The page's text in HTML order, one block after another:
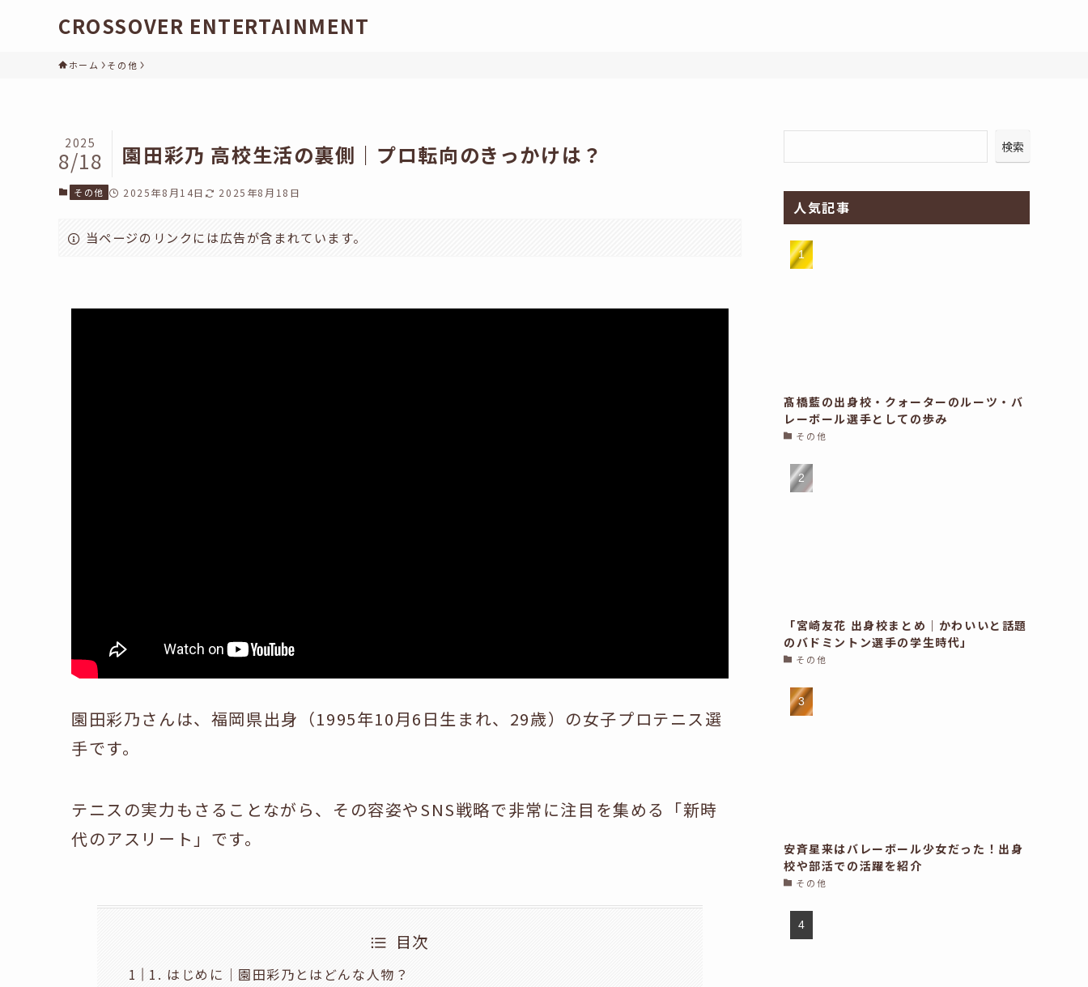
CROSSOVER ENTERTAINMENT
ホーム その他
園田彩乃 高校生活の裏側｜プロ転向のきっかけは？
2025
8/18
その他 2025年8月14日 2025年8月18日
当ページのリンクには広告が含まれています。
園田彩乃さんは、福岡県出身（1995年10月6日生まれ、29歳）の女子プロテニス選
手です。
テニスの実力もさることながら、その容姿やSNS戦略で非常に注目を集める「新時
代のアスリート」です。
目次
1. はじめに｜園田彩乃とはどんな人物？
検索
人気記事
髙橋藍の出身校・クォーターのルーツ・バ
レーボール選手としての歩み
その他
「宮崎友花 出身校まとめ｜かわいいと話題
のバドミントン選手の学生時代」
その他
安斉星来はバレーボール少女だった！出身
校や部活での活躍を紹介
その他